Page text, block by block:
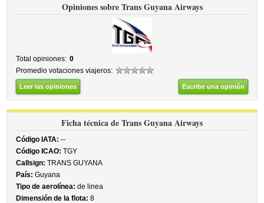
Opiniones sobre Trans Guyana Airways
Total opiniones: 0
Promedio votaciones viajeros:
Leer las opiniones Escribe una opinión
Ficha técnica de Trans Guyana Airways
Código IATA: --
Código ICAO: TGY
Callsign: TRANS GUYANA
País: Guyana
Tipo de aerolínea: de linea
Dimensión de la flota: 8